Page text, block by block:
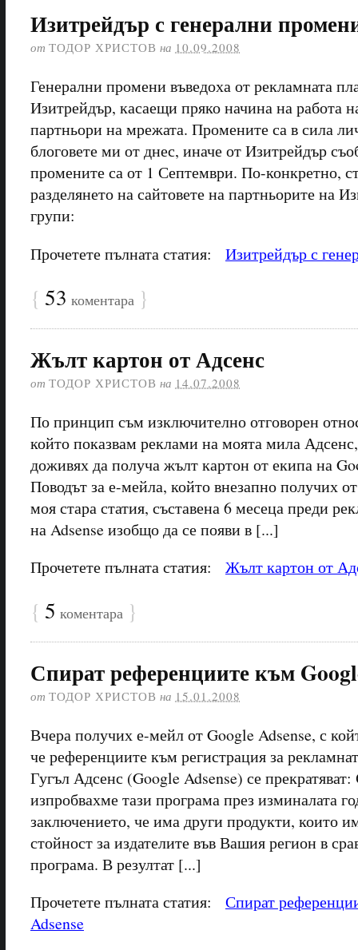
Изитрейдър с генерални
от ТОДОР ХРИСТОВ на 10.09.2008
Генерални промени въведоха от рекламната
Изитрейдър, касаещи пряко начина на работа
партньори на мрежата. Промените са в сила
блоговете ми от днес, иначе от Изитрейдър
промените са от 1 Септември. По-конкретно,
разделянето на сайтовете на партньорите на
групи:
Прочетете пълната статия: Изитрейдър с
{ 53 коментара }
Жълт картон от Адсенс
от ТОДОР ХРИСТОВ на 14.07.2008
По принцип съм изключително отговорен
който показвам реклами на моята мила
доживях да получа жълт картон от екипа на
Поводът за е-мейла, който внезапно получих
моя стара статия, съставена 6 месеца преди
на Adsense изобщо да се появи в [...]
Прочетете пълната статия: Жълт картон от
{ 5 коментара }
Спират референциите към
от ТОДОР ХРИСТОВ на 15.01.2008
Вчера получих е-мейл от Google Adsense, с
че референциите към регистрация за
Гугъл Адсенс (Google Adsense) се прекратяват:
изпробвахме тази програма през изминалата
заключението, че има други продукти, които
стойност за издателите във Вашия регион в
програма. В резултат [...]
Прочетете пълната статия: Спират
Adsense